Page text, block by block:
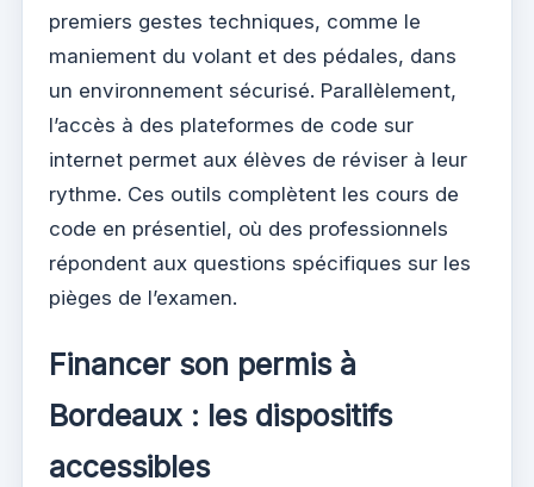
premiers gestes techniques, comme le
maniement du volant et des pédales, dans
un environnement sécurisé. Parallèlement,
l’accès à des plateformes de code sur
internet permet aux élèves de réviser à leur
rythme. Ces outils complètent les cours de
code en présentiel, où des professionnels
répondent aux questions spécifiques sur les
pièges de l’examen.
Financer son permis à
Bordeaux : les dispositifs
accessibles